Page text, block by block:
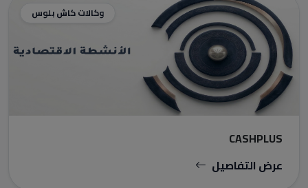
وكالات كاش بلوس
CASHPLUS
عرض التفاصيل